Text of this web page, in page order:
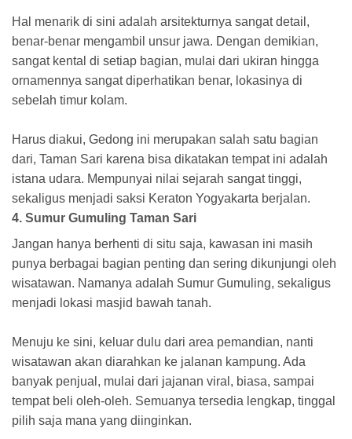
Hal menarik di sini adalah arsitekturnya sangat detail,
benar-benar mengambil unsur jawa. Dengan demikian,
sangat kental di setiap bagian, mulai dari ukiran hingga
ornamennya sangat diperhatikan benar, lokasinya di
sebelah timur kolam.
Harus diakui, Gedong ini merupakan salah satu bagian
dari, Taman Sari karena bisa dikatakan tempat ini adalah
istana udara. Mempunyai nilai sejarah sangat tinggi,
sekaligus menjadi saksi Keraton Yogyakarta berjalan.
4. Sumur Gumuling Taman Sari
Jangan hanya berhenti di situ saja, kawasan ini masih
punya berbagai bagian penting dan sering dikunjungi oleh
wisatawan. Namanya adalah Sumur Gumuling, sekaligus
menjadi lokasi masjid bawah tanah.
Menuju ke sini, keluar dulu dari area pemandian, nanti
wisatawan akan diarahkan ke jalanan kampung. Ada
banyak penjual, mulai dari jajanan viral, biasa, sampai
tempat beli oleh-oleh. Semuanya tersedia lengkap, tinggal
pilih saja mana yang diinginkan.